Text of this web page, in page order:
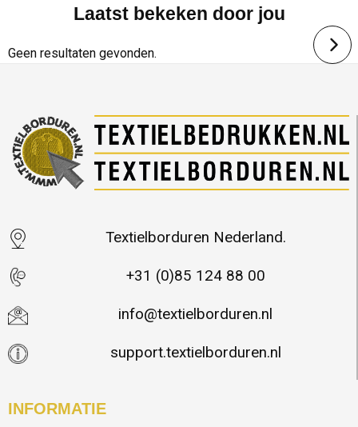
Minimale afname: 100
Laatst bekeken door jou
Geen resultaten gevonden.
Textielborduren Nederland.
+31 (0)85 124 88 00
info@textielborduren.nl
support.textielborduren.nl
INFORMATIE